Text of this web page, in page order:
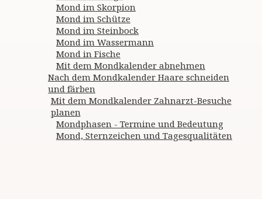
Mond im Skorpion
Mond im Schütze
Mond im Steinbock
Mond im Wassermann
Mond in Fische
Mit dem Mondkalender abnehmen
Nach dem Mondkalender Haare schneiden
und färben
Mit dem Mondkalender Zahnarzt-Besuche
planen
Mondphasen - Termine und Bedeutung
Mond, Sternzeichen und Tagesqualitäten